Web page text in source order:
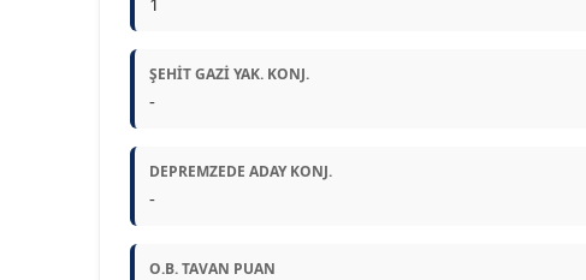
ŞEHIT GAZI YAK. KONJ.
-
DEPREMZEDE ADAY KONJ.
-
O.B. TAVAN PUAN